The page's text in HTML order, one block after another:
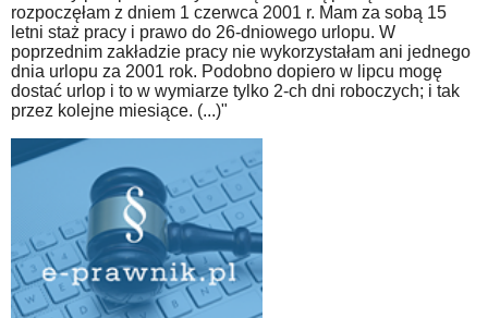
rozpoczęłam z dniem 1 czerwca 2001 r. Mam za sobą 15
letni staż pracy i prawo do 26-dniowego urlopu. W
poprzednim zakładzie pracy nie wykorzystałam ani jednego
dnia urlopu za 2001 rok. Podobno dopiero w lipcu mogę
dostać urlop i to w wymiarze tylko 2-ch dni roboczych; i tak
przez kolejne miesiące. (...)"